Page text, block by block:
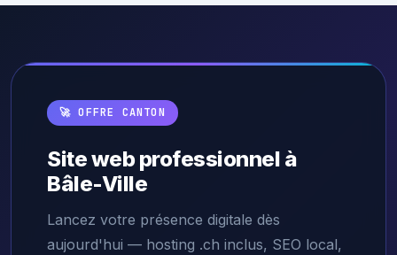
🚀 OFFRE CANTON
Site web professionnel à
Bâle-Ville
Lancez votre présence digitale dès
aujourd'hui — hosting .ch inclus, SEO local,